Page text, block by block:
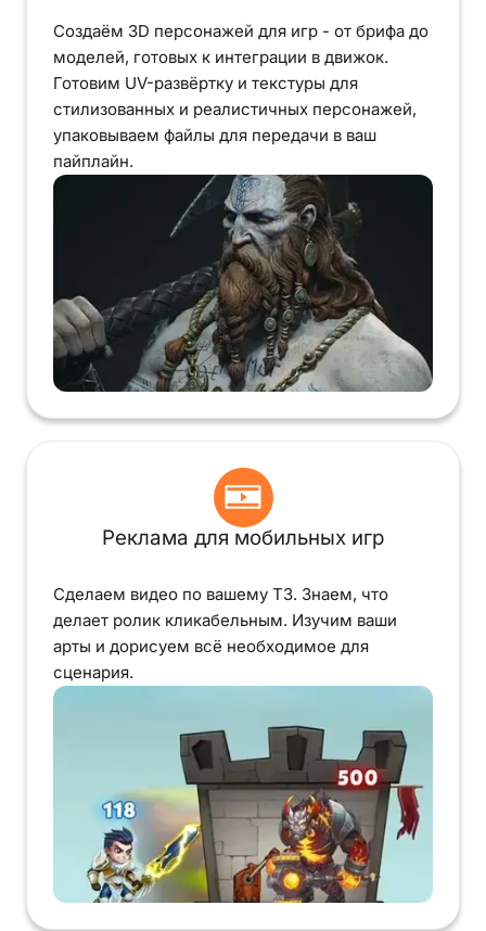
Создаём 3D персонажей для игр - от брифа до
моделей, готовых к интеграции в движок.
Готовим UV-развёртку и текстуры для
стилизованных и реалистичных персонажей,
упаковываем файлы для передачи в ваш
пайплайн.
Реклама для мобильных игр
Сделаем видео по вашему ТЗ. Знаем, что
делает ролик кликабельным. Изучим ваши
арты и дорисуем всё необходимое для
сценария.